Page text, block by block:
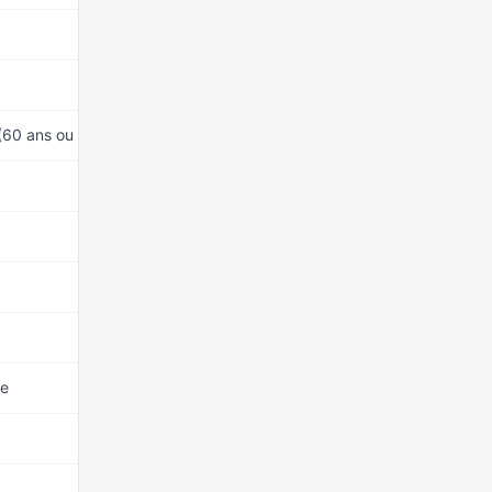
ans ou plus)